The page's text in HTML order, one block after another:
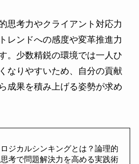
思考力やクライアント対応力
レンドへの感度や変革推進力
。少数精鋭の環境では一人ひ
なりやすいため、自分の貢献
成果を積み上げる姿勢が求め
ロジカルシンキングとは？論理的
思考で問題解決力を高める実践術